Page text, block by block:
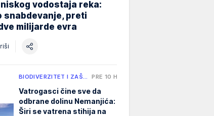
vodostaja reka:
snabdevanje, preti
milijarde evra
BIODIVERZITET I ZAŠ… PRE 10 H
Vatrogasci čine sve da
odbrane dolinu Nemanjića:
Širi se vatrena stihija na